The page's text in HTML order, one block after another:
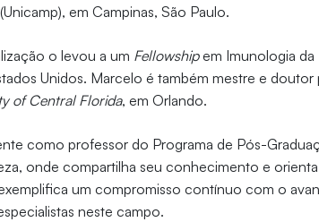
em Campinas, São Paulo.
o levou a um Fellowshipem Imunologia da
Unidos. Marcelo é também mestre e doutor
of Central Florida, em Orlando.
como professor do Programa de Pós-
onde compartilha seu conhecimento e
um compromisso contínuo com o
neste campo.